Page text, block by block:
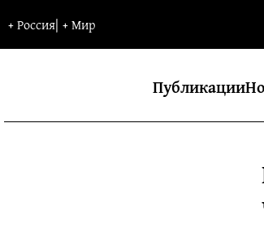
+Россия| +Мир
Публикации